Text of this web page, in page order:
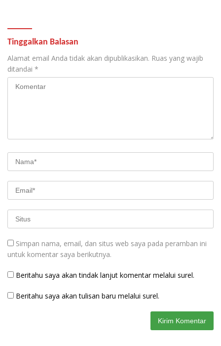
Tinggalkan Balasan
Alamat email Anda tidak akan dipublikasikan. Ruas yang wajib
ditandai *
Simpan nama, email, dan situs web saya pada peramban ini
untuk komentar saya berikutnya.
Beritahu saya akan tindak lanjut komentar melalui surel.
Beritahu saya akan tulisan baru melalui surel.